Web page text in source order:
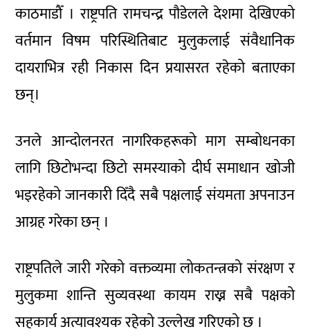
काठमाडौँ । राष्ट्रपति रामचन्द्र पौडेलले देशमा देखिएको
वर्तमान विषम परिस्थितिबाट मुलुकलाई संवैधानिक
दायराभित्र रही निकास दिन प्रयासरत रहेको बताएका
छन्।
उनले आन्दोलनरत नागरिकहरूको माग सम्बोधनका
लागि छिटोभन्दा छिटो समस्याको दीर्घ समाधान खोजी
भइरहेको जानकारी दिँदै सबै पक्षलाई संयमता अपनाउन
आग्रह गरेका छन् ।
राष्ट्रपतिले जारी गरेको वक्तव्यमा लोकतन्त्रको संरक्षण र
मुलुकमा शान्ति सुव्यवस्था कायम राख्न सबै पक्षको
सहकार्य अत्यावश्यक रहेको उल्लेख गरिएको छ ।